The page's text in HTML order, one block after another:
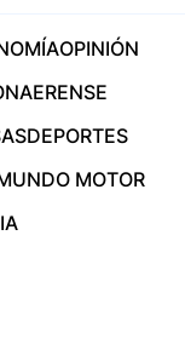
OPINIÓN
DEPORTES
MOTOR